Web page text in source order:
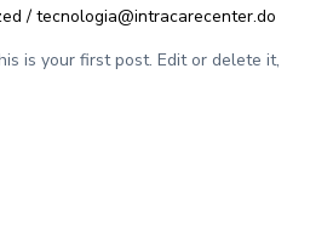
/ tecnologia@intracarecenter.do
is your first post. Edit or delete it,